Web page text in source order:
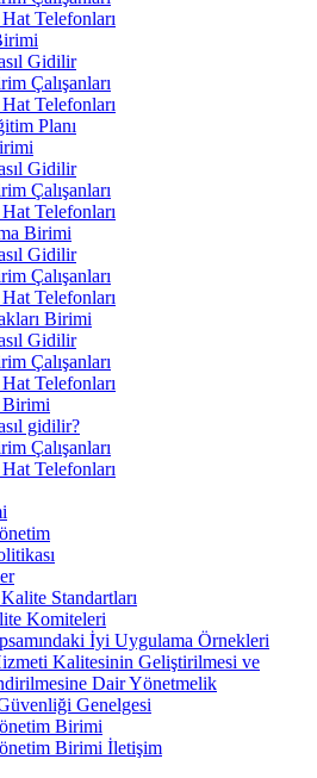
Telefonları
Gidilir
Çalışanları
Telefonları
Planı
Gidilir
Çalışanları
Telefonları
Birimi
Gidilir
Çalışanları
Telefonları
Birimi
Gidilir
Çalışanları
Telefonları
Birimi
gidilir?
Çalışanları
Telefonları
Standartları
Komiteleri
İyi Uygulama Örnekleri
Kalitesinin Geliştirilmesi ve
Dair Yönetmelik
Genelgesi
Birimi
Birimi İletişim